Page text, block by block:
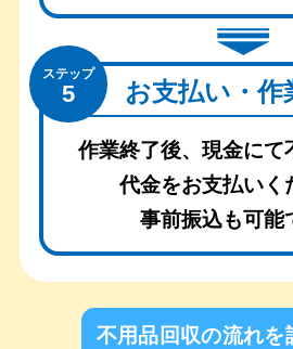
ステップ
5 お支払い・作
作業終了後、現金にて
代金をお支払いく
事前振込も可能
不用品回収の流れを